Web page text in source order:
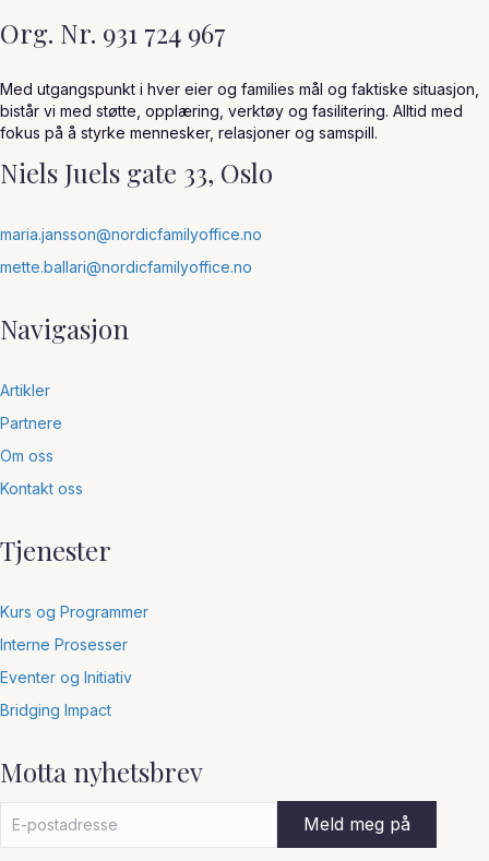
Org. Nr. 931 724 967
Med utgangspunkt i hver eier og families mål og faktiske situasjon,
bistår vi med støtte, opplæring, verktøy og fasilitering. Alltid med
fokus på å styrke mennesker, relasjoner og samspill.
Niels Juels gate 33, Oslo
maria.jansson@nordicfamilyoffice.no
mette.ballari@nordicfamilyoffice.no
Navigasjon
Artikler
Partnere
Om oss
Kontakt oss
Tjenester
Kurs og Programmer
Interne Prosesser
Eventer og Initiativ
Bridging Impact
Motta nyhetsbrev